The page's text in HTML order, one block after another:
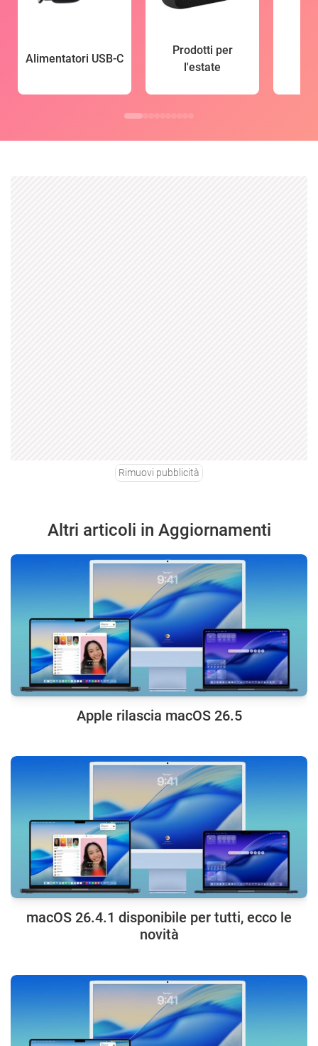
Alimentatori USB-C
Prodotti per
l'estate
Rimuovi pubblicità
Altri articoli in Aggiornamenti
Apple rilascia macOS 26.5
macOS 26.4.1 disponibile per tutti, ecco le
novità